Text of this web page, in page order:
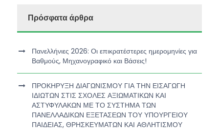
Πρόσφατα άρθρα
Πανελλήνιες 2026: Οι επικρατέστερες ημερομηνίες για
Βαθμούς, Μηχανογραφικό και Βάσεις!
ΠΡΟΚΗΡΥΞΗ ΔΙΑΓΩΝΙΣΜΟΥ ΓΙΑ ΤΗΝ ΕΙΣΑΓΩΓΗ
ΙΔΙΩΤΩΝ ΣΤΙΣ ΣΧΟΛΕΣ ΑΞΙΩΜΑΤΙΚΩΝ ΚΑΙ
ΑΣΤΥΦΥΛΑΚΩΝ ΜΕ ΤΟ ΣΥΣΤΗΜΑ ΤΩΝ
ΠΑΝΕΛΛΑΔΙΚΩΝ ΕΞΕΤΑΣΕΩΝ ΤΟΥ ΥΠΟΥΡΓΕΙΟΥ
ΠΑΙΔΕΙΑΣ, ΘΡΗΣΚΕΥΜΑΤΩΝ ΚΑΙ ΑΘΛΗΤΙΣΜΟΥ